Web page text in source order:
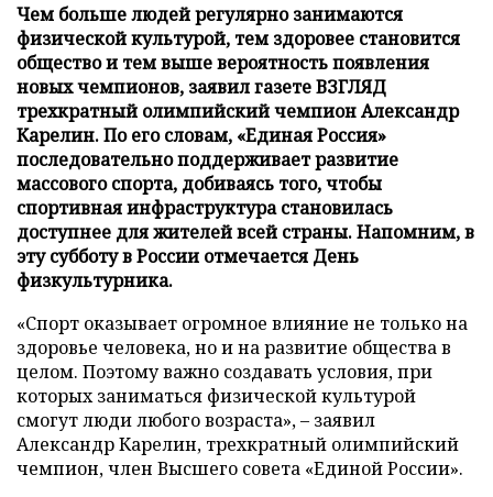
Чем больше людей регулярно занимаются
физической культурой, тем здоровее становится
общество и тем выше вероятность появления
новых чемпионов, заявил газете ВЗГЛЯД
трехкратный олимпийский чемпион Александр
Карелин. По его словам, «Единая Россия»
последовательно поддерживает развитие
массового спорта, добиваясь того, чтобы
спортивная инфраструктура становилась
доступнее для жителей всей страны. Напомним, в
эту субботу в России отмечается День
физкультурника.
«Спорт оказывает огромное влияние не только на
здоровье человека, но и на развитие общества в
целом. Поэтому важно создавать условия, при
которых заниматься физической культурой
смогут люди любого возраста», – заявил
Александр Карелин, трехкратный олимпийский
чемпион, член Высшего совета «Единой России».